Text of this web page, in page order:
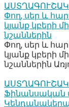
ԱՍՏՂԱԳՈՒՇԱԿ
Փող, սեր և
կյանք կբերի
նշաններին
Փող, սեր և
կյանք կբերի
նշաններին
ԱՍՏՂԱԳՈՒՇԱԿ
Ֆինանսական